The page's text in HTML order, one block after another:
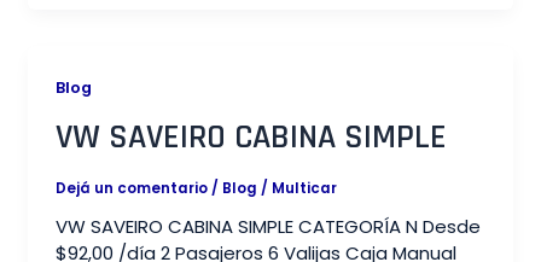
Blog
VW SAVEIRO CABINA SIMPLE​
Dejá un comentario / Blog / Multicar
VW SAVEIRO CABINA SIMPLE CATEGORÍA N Desde
$92,00 /día 2 Pasajeros 6 Valijas Caja Manual